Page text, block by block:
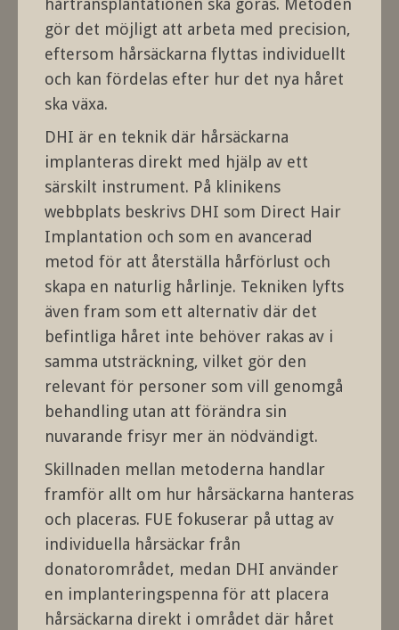
hårtransplantationen ska göras. Metoden
gör det möjligt att arbeta med precision,
eftersom hårsäckarna flyttas individuellt
och kan fördelas efter hur det nya håret
ska växa.
DHI är en teknik där hårsäckarna
implanteras direkt med hjälp av ett
särskilt instrument. På klinikens
webbplats beskrivs DHI som Direct Hair
Implantation och som en avancerad
metod för att återställa hårförlust och
skapa en naturlig hårlinje. Tekniken lyfts
även fram som ett alternativ där det
befintliga håret inte behöver rakas av i
samma utsträckning, vilket gör den
relevant för personer som vill genomgå
behandling utan att förändra sin
nuvarande frisyr mer än nödvändigt.
Skillnaden mellan metoderna handlar
framför allt om hur hårsäckarna hanteras
och placeras. FUE fokuserar på uttag av
individuella hårsäckar från
donatorområdet, medan DHI använder
en implanteringspenna för att placera
hårsäckarna direkt i området där håret